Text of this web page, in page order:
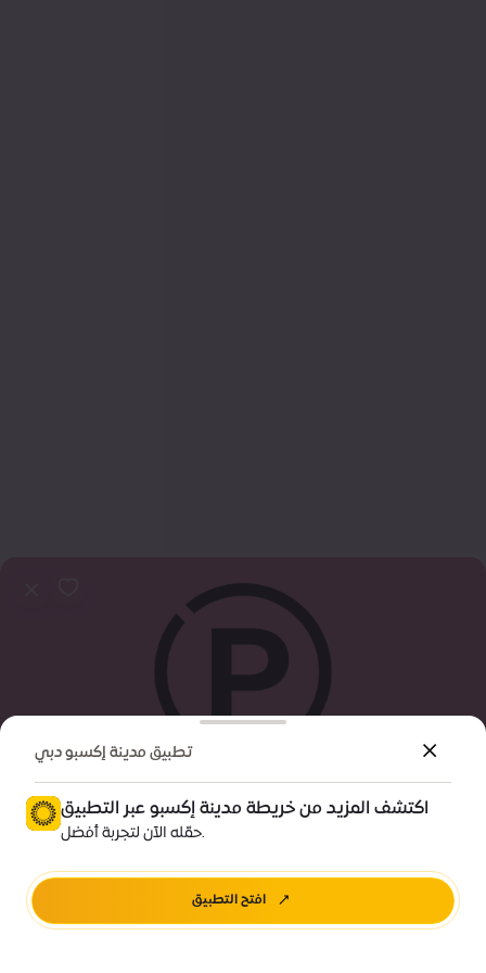
معلومات تهمك
تطبيق مدينة إكسبو دبي
اكتشف المزيد من خريطة مدينة إكسبو عبر التطبيق
حمّله الآن لتجربة أفضل.
افتح التطبيق